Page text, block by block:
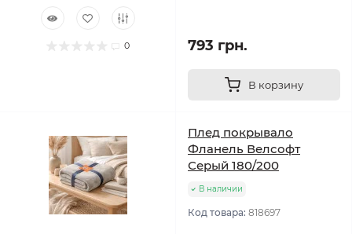
0 793 грн.
В корзину
Плед покрывало
Фланель Велсофт
Серый 180/200
В наличии
Код товара: 818697